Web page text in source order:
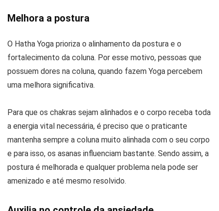
Melhora a postura
O Hatha Yoga prioriza o alinhamento da postura e o
fortalecimento da coluna. Por esse motivo, pessoas que
possuem dores na coluna, quando fazem Yoga percebem
uma melhora significativa.
Para que os chakras sejam alinhados e o corpo receba toda
a energia vital necessária, é preciso que o praticante
mantenha sempre a coluna muito alinhada com o seu corpo
e para isso, os asanas influenciam bastante. Sendo assim, a
postura é melhorada e qualquer problema nela pode ser
amenizado e até mesmo resolvido.